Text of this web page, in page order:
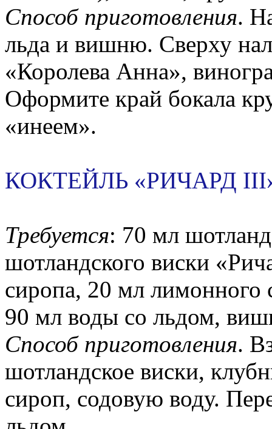
Способ приготовления.
льда и вишню. Сверху
«Королева Анна»,
Оформите край бокала
«инеем».
КОКТЕЙЛЬ «РИЧАРД
Требуется: 70 мл
шотландского виски
сиропа, 20 мл лимонного
90 мл воды со льдом,
Способ приготовления.
шотландское виски,
сироп, содовую воду.